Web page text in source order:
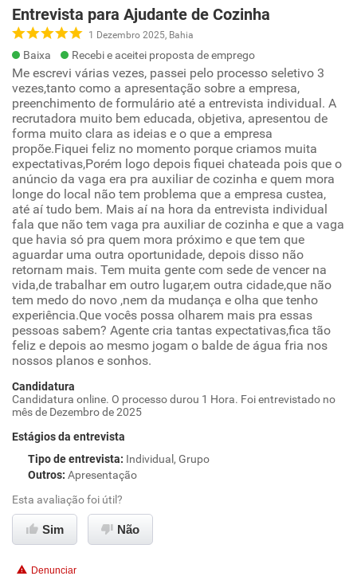
Entrevista para Ajudante de Cozinha
1 Dezembro 2025, Bahia
Baixa Recebi e aceitei proposta de emprego
Me escrevi várias vezes, passei pelo processo seletivo 3
vezes,tanto como a apresentação sobre a empresa,
preenchimento de formulário até a entrevista individual. A
recrutadora muito bem educada, objetiva, apresentou de
forma muito clara as ideias e o que a empresa
propõe.Fiquei feliz no momento porque criamos muita
expectativas,Porém logo depois fiquei chateada pois que o
anúncio da vaga era pra auxiliar de cozinha e quem mora
longe do local não tem problema que a empresa custea,
até aí tudo bem. Mais aí na hora da entrevista individual
fala que não tem vaga pra auxiliar de cozinha e que a vaga
que havia só pra quem mora próximo e que tem que
aguardar uma outra oportunidade, depois disso não
retornam mais. Tem muita gente com sede de vencer na
vida,de trabalhar em outro lugar,em outra cidade,que não
tem medo do novo ,nem da mudança e olha que tenho
experiência.Que vocês possa olharem mais pra essas
pessoas sabem? Agente cria tantas expectativas,fica tão
feliz e depois ao mesmo jogam o balde de água fria nos
nossos planos e sonhos.
Candidatura
Candidatura online. O processo durou 1 Hora. Foi entrevistado no
mês de Dezembro de 2025
Estágios da entrevista
Tipo de entrevista: Individual, Grupo
Outros: Apresentação
Esta avaliação foi útil?
Sim Não
Denunciar